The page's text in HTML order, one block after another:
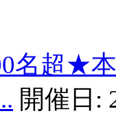
名超★
開催日: